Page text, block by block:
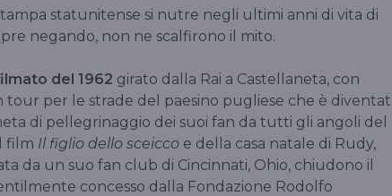
statunitense si nutre negli ultimi anni di vita di
negando, non ne scalfirono il mito.
del 1962 girato dalla Rai a Castellaneta, con
per le strade del paesino pugliese che è
di pellegrinaggio dei suoi fan da tutti gli angoli del
film Il figlio dello sceicco e della casa natale di Rudy,
da un suo fan club di Cincinnati, Ohio, chiudono il
concesso dalla Fondazione Rodolfo